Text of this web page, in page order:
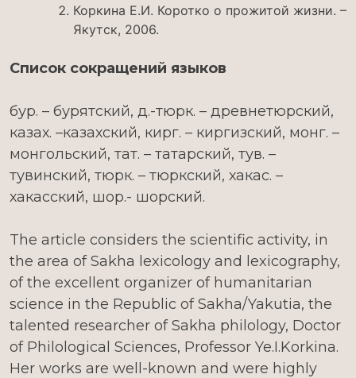
Коркина Е.И. Коротко о прожитой жизни. –
Якутск, 2006.
Список сокращений языков
бур. – бурятский, д.-тюрк. – древнетюрский,
казах. –казахский, кирг. – киргизский, монг. –
монгольский, тат. – татарский, тув. –
тувинский, тюрк. – тюркский, хакас. –
хакасский, шор.- шорский.
The article considers the scientific activity, in
the area of Sakha lexicology and lexicography,
of the excellent organizer of humanitarian
science in the Republic of Sakha/Yakutia, the
talented researcher of Sakha philology, Doctor
of Philological Sciences, Professor Ye.I.Korkina.
Her works are well-known and were highly